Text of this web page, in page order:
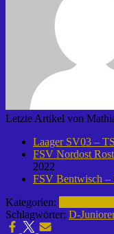
Letzte Artikel von
Laager SV03 –
FSV Nordost
2022
FSV Bentwisch –
Kategorien:
Schlagwörter: D-